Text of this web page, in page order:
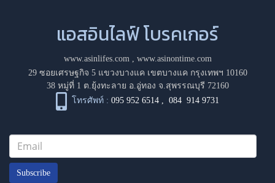
แอสอินไลฟ์ โบรคเกอร์
www.asinlifes.com, www.asinontime.com
29 ซอยเศรษฐกิจ 5 แขวงบางแค เขตบางแค กรุงเทพฯ 10160
38 หมู่ที่ 1 ต.ยุ้งทะลาย อ.อู่ทอง จ.สุพรรณบุรี 72160
โทรศัพท์ : 095 952 6514 ,084 914 9731
Subscribe